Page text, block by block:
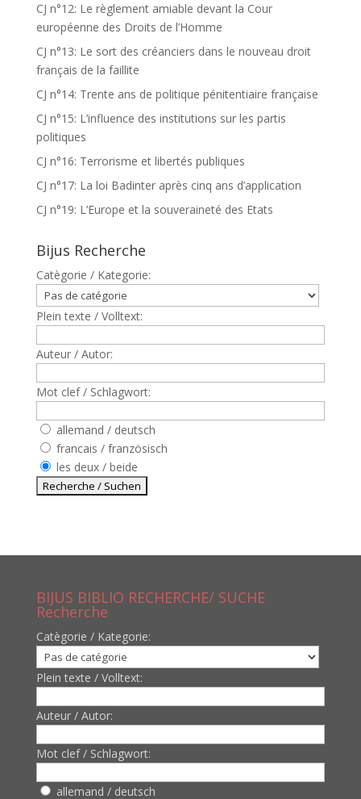
CJ n°12: Le règlement amiable devant la Cour
européenne des Droits de l’Homme
CJ n°13: Le sort des créanciers dans le nouveau droit
français de la faillite
CJ n°14: Trente ans de politique pénitentiaire française
CJ n°15: L’influence des institutions sur les partis
politiques
CJ n°16: Terrorisme et libertés publiques
CJ n°17: La loi Badinter après cinq ans d’application
CJ n°19: L’Europe et la souveraineté des Etats
Bijus Recherche
Catègorie / Kategorie:
Plein texte / Volltext:
Auteur / Autor:
Mot clef / Schlagwort:
allemand / deutsch
francais / französisch
les deux / beide
BIJUS BIBLIO RECHERCHE/ SUCHE
Recherche
Catègorie / Kategorie:
Plein texte / Volltext:
Auteur / Autor:
Mot clef / Schlagwort:
allemand / deutsch